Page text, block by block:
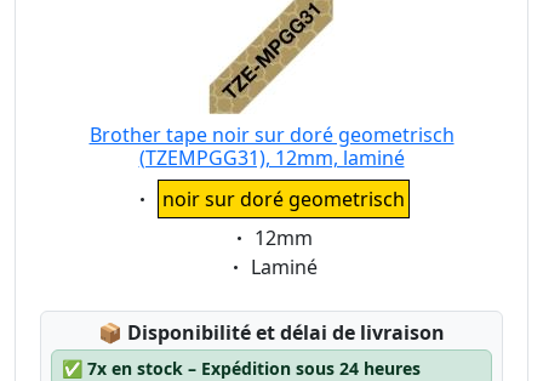
Brother tape noir sur doré geometrisch
(TZEMPGG31), 12mm, laminé
Eigenschaft:
noir sur doré geometrisch
Eigenschaft:
12mm
Eigenschaft:
Laminé
📦 Lagerstatus:
Disponibilité et délai de livraison
✅ 7x en stock – Expédition sous 24 heures